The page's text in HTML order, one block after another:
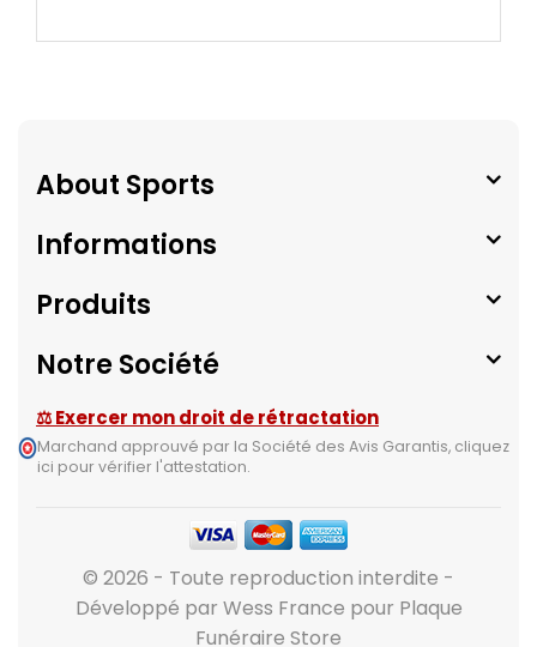
About Sports
Informations
Produits
Notre Société
⚖ Exercer mon droit de rétractation
Marchand approuvé par la Société des Avis Garantis, cliquez
ici pour vérifier l'attestation.
© 2026 - Toute reproduction interdite -
Développé par Wess France pour Plaque
Funéraire Store